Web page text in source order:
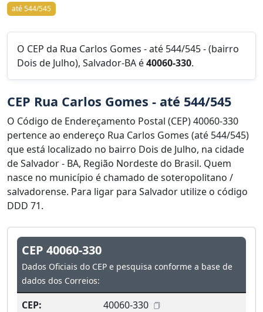
até 544/545
O CEP da Rua Carlos Gomes - até 544/545 - (bairro
Dois de Julho), Salvador-BA é40060-330.
CEP Rua Carlos Gomes - até 544/545
O Código de Endereçamento Postal (CEP) 40060-330
pertence ao endereço Rua Carlos Gomes (até 544/545)
que está localizado no bairro Dois de Julho, na cidade
de Salvador - BA, Região Nordeste do Brasil. Quem
nasce no município é chamado de soteropolitano /
salvadorense. Para ligar para Salvador utilize o código
DDD 71.
CEP 40060-330
Dados Oficiais do CEP e pesquisa conforme a base de
dados dos Correios:
CEP:
40060-330